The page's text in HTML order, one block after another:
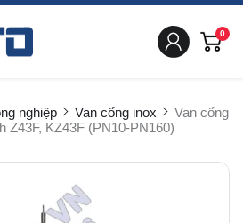
0
nghiệp Van cổng inox
Van cổng
Z43F, KZ43F (PN10-PN160)